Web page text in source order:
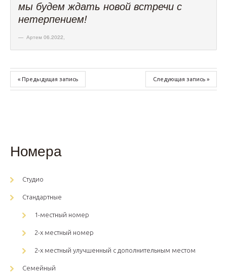
мы будем ждать новой встречи с
нетерпением!
Артем 06.2022
« Предыдущая запись Следующая запись »
Номера
Студио
Стандартные
1-местный номер
2-х местный номер
2-х местный улучшенный с дополнительным местом
Семейный